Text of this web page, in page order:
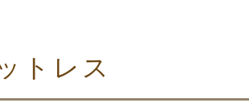
トレス